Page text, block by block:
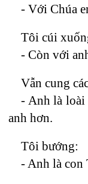
- Với Chúa
Tôi cúi
- Còn với
Vẫn cung
- Anh là loài
anh hơn.
Tôi bướng:
- Anh là con